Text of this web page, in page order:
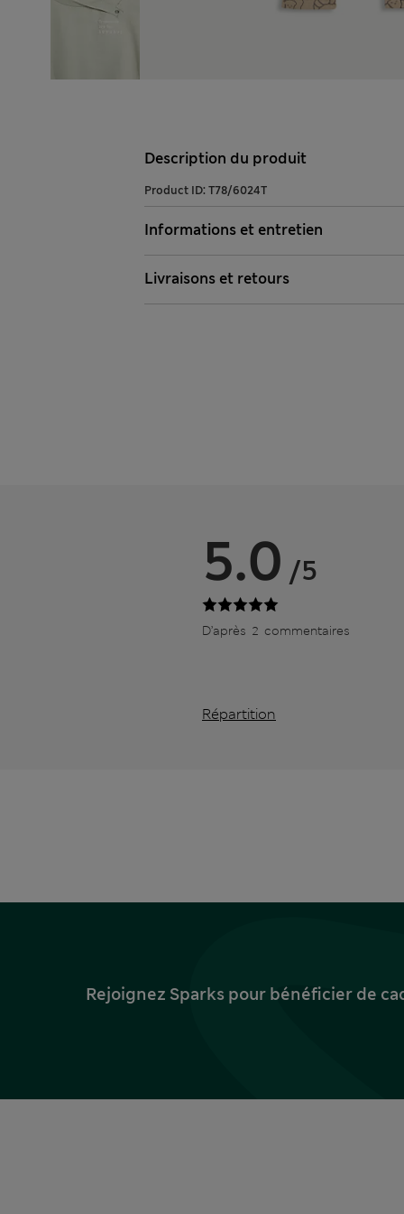
Description du produit
Product ID: T78/6024T
Informations et entretien
Livraisons et retours
5.0 /5
D’après 2 commentaires
Répartition
Rejoignez Sparks pour bénéficier de